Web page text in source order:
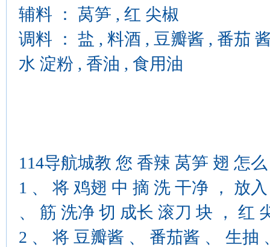
辅料 ： 莴笋 , 红 尖椒
调料 ： 盐 , 料酒 , 豆瓣酱 , 番茄
水 淀粉 , 香油 , 食用油
114导航城教 您 香辣 莴笋 翅 怎
1 、 将 鸡翅 中 摘 洗 干净 ， 放
、 筋 洗净 切 成长 滚刀 块 ， 红
2 、 将 豆瓣酱 、 番茄酱 、 生抽